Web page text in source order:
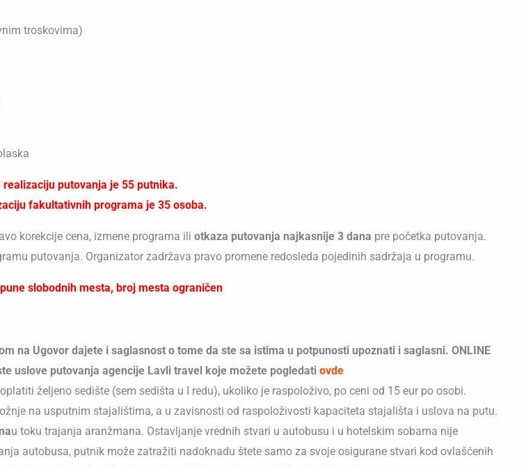
troskovima)
realizaciju putovanja je 55 putnika.
fakultativnih programa je 35 osoba.
korekcije cena, izmene programa ili otkaza putovanja najkasnije 3 dana pre početka putovanja.
putovanja. Organizator zadržava pravo promene redosleda pojedinih sadržaja u programu.
slobodnih mesta, broj mesta ograničen
na Ugovor dajete i saglasnost o tome da ste sa istima u potpunosti upoznati i saglasni. ONLINE
uslove putovanja agencije Lavli travel koje možete pogledati ovde
željeno sedište (sem sedišta u I redu), ukoliko je raspoloživo, po ceni od 15 eur po osobi.
na usputnim stajalištima, a u zavisnosti od raspoloživosti kapaciteta stajališta i uslova na putu.
u toku trajanja aranžmana. Ostavljanje vrednih stvari u autobusu i u hotelskim sobama nije
autobusa, putnik može zatražiti nadoknadu štete samo za svoje osigurane stvari kod ovlašćenih